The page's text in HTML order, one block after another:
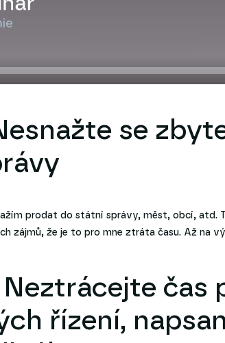
se
prodat do státní správy, měst, obcí, atd.
zájmů, že je to pro mne ztráta času. Až na
čas
řízení,